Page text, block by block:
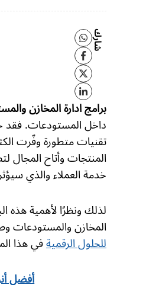
شارك
برامج ادارة المخازن
داخل المستودعات. فقد
تقنيات متطورة وفّرت
المنتجات وأتاح المجال
خدمة العملاء والذي
لذلك ونظرًا لأهمية هذه
المخازن والمستودعات
للحلول الرقميةفي هذا
أفضل